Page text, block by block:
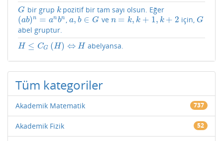
G
G bir grup k
kpozitif bir tam sayı olsun. Eğer
(ab)n = anbn
(ab)n= an bn , a, b ∈ G
a,b∈G ve n = k, k + 1, k + 2
n=k,k +1 ,k +2 için, G
G
abel gruptur.
H ≤ CG (H) ⇔ H
H≤ CG (H)⇔H abelyansa.
Tüm kategoriler
Akademik Matematik 737
Akademik Fizik 52